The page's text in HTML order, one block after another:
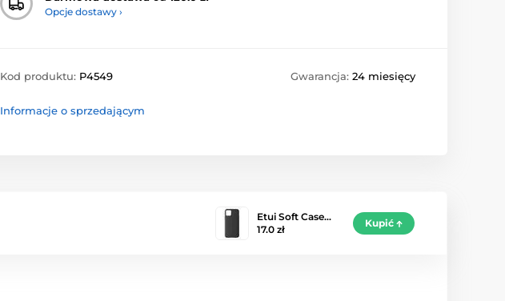
Opcje dostawy ›
Kod produktu: P4549 Gwarancja: 24 miesięcy
Informacje o sprzedającym
Etui Soft Case…
17.0 zł
Kupić